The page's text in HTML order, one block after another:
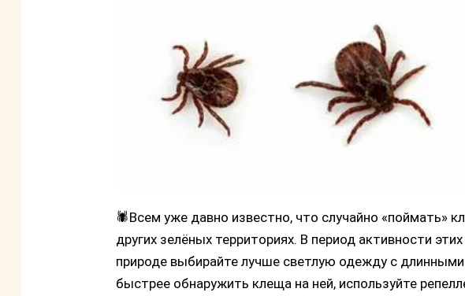
🕷️Всем уже давно известно, что случайно «поймать»
других зелёных территориях. В период активности
природе выбирайте лучше светлую одежду с
быстрее обнаружить клеща на ней, используйте